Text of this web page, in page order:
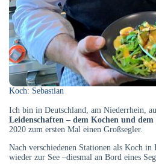
Koch: Sebastian
Ich bin in Deutschland, am Niederrhein,
Leidenschaften – dem Kochen und dem
2020 zum ersten Mal einen Großsegler.
Nach verschiedenen Stationen als Koch
wieder zur See –diesmal an Bord eines